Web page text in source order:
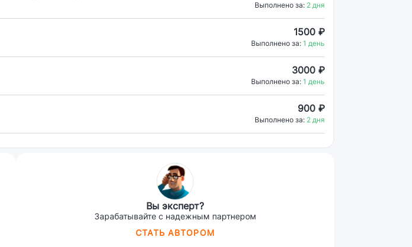
Выполнено за: 2 дня
1500 ₽
Выполнено за: 1 день
3000 ₽
Выполнено за: 1 день
900 ₽
Выполнено за: 2 дня
Вы эксперт?
Зарабатывайте с надежным партнером
СТАТЬ АВТОРОМ